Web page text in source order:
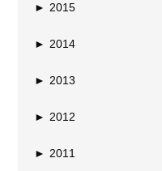
► 2015
► 2014
► 2013
► 2012
► 2011